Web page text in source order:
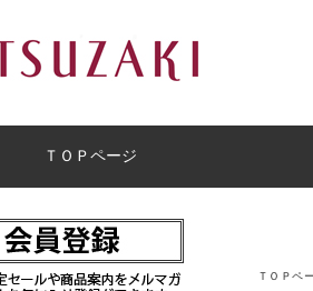
ＴＯＰページ
ＴＯＰペ